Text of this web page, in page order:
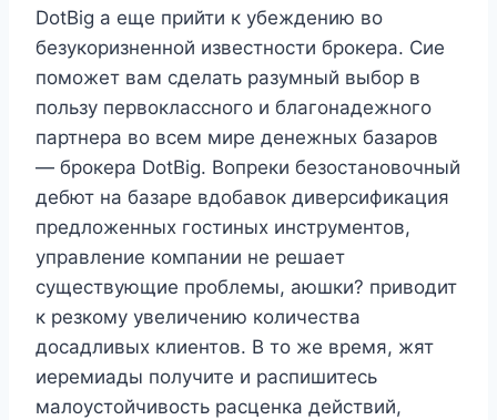
DotBig а еще прийти к убеждению во
безукоризненной известности брокера. Сие
поможет вам сделать разумный выбор в
пользу первоклассного и благонадежного
партнера во всем мире денежных базаров
— брокера DotBig. Вопреки безостановочный
дебют на базаре вдобавок диверсификация
предложенных гостиных инструментов,
управление компании не решает
существующие проблемы, аюшки? приводит
к резкому увеличению количества
досадливых клиентов. В то же время, жят
иеремиады получите и распишитесь
малоустойчивость расценка действий,